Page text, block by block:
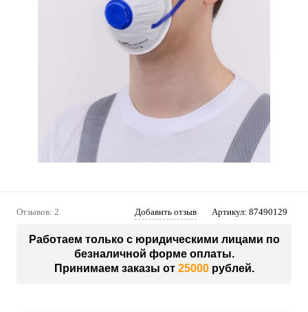
Отзывов: 2 Добавить отзыв Артикул: 87490129
Работаем только с юридическими лицами по
безналичной форме оплаты.
Принимаем заказы от 25000рублей.